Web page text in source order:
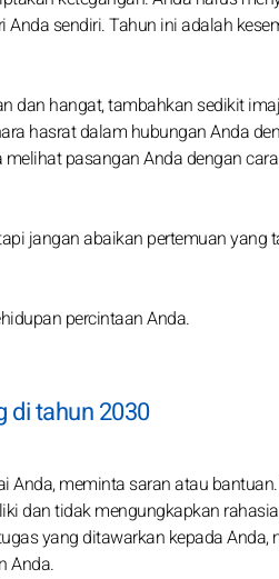
sendiri. Tahun ini adalah
dan hangat, tambahkan sedikit
hasrat dalam hubungan Anda
pasangan Anda dengan
jangan abaikan pertemuan yang
percintaan Anda.
di tahun 2030
meminta saran atau
dan tidak mengungkapkan
yang ditawarkan kepada
Anda.